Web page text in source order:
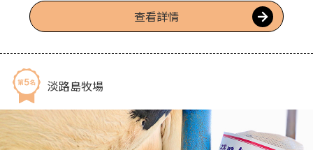
知的明太子歷史、豆知識及製造過程。品嚐「試食區」中彈牙口感
後，可在「餐點區」盡情享受明太子美食。在「工廠直營店」不僅
查看詳情
淡路島牧場